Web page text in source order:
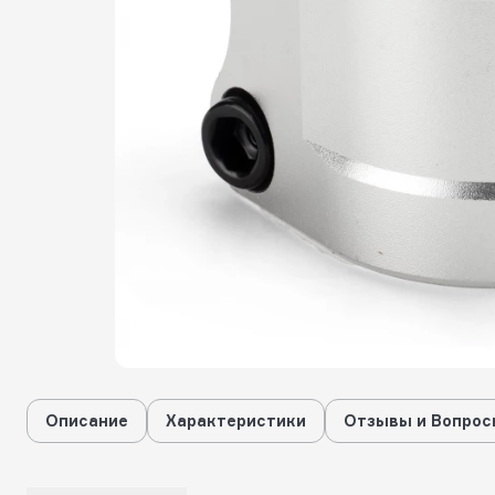
Описание Характеристики Отзывы и